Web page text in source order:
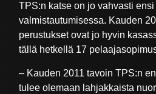
TPS:n katse on jo vahvasti ensi
valmistautumisessa. Kauden
perustukset ovat jo hyvin
tällä hetkellä 17
– Kauden 2011 tavoin TPS:n
tulee olemaan lahjakkaista